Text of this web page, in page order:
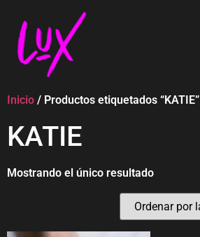
Inicio / Productos etiquetados “KATIE”
KATIE
Mostrando el único resultado